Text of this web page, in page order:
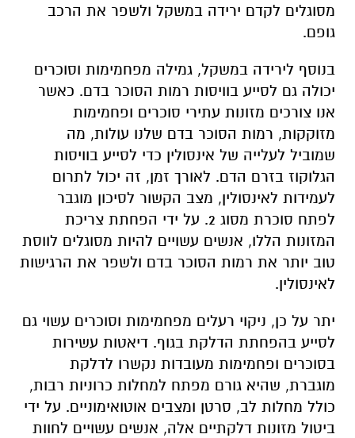
מסוגלים לקדם ירידה במשקל ולשפר את הרכב
גופם.
בנוסף לירידה במשקל, גמילה מפחמימות וסוכרים
יכולה גם לסייע בוויסות רמות הסוכר בדם. כאשר
אנו צורכים מזונות עתירי סוכרים ופחמימות
מזוקקות, רמות הסוכר בדם שלנו עולות, מה
שמוביל לעלייה של אינסולין כדי לסייע בוויסות
הגלוקוז בזרם הדם. לאורך זמן, זה יכול לתרום
לעמידות לאינסולין, מצב הקשור לסיכון מוגבר
לפתח סוכרת מסוג 2. על ידי הפחתת צריכת
המזונות הללו, אנשים עשויים להיות מסוגלים לווסת
טוב יותר את רמות הסוכר בדם ולשפר את הרגישות
לאינסולין.
יתר על כן, ניקוי רעלים מפחמימות וסוכרים עשוי גם
לסייע בהפחתת הדלקת בגוף. דיאטות עשירות
בסוכרים ופחמימות מעובדות נקשרו לדלקת
מוגברת, שהיא גורם מפתח למחלות כרוניות רבות,
כולל מחלות לב, סרטן ומצבים אוטואימוניים. על ידי
ביטול מזונות דלקתיים אלה, אנשים עשויים לחוות